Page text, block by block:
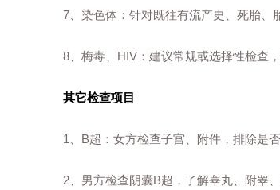
7、染色体：针对既往有流产史、死胎、
8、梅毒、HIV：建议常规或选择性检查，
其它检查项目
1、B超：女方检查子宫、附件，排除是否
2、男方检查阴囊B超，了解睾丸、附睾、